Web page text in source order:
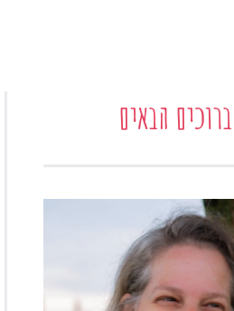
ברוכים הבאים